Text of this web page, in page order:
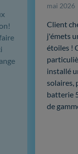
mai 2026
Client
j'émets
étoiles !
installé
solaires,
batterie
de